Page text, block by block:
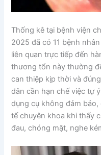
Thống kê tại bệnh viện
2025 đã có 11 bệnh
liên quan trực tiếp đến
thương tổn này thường
can thiệp kịp thời và
dân cần hạn chế việc tự
dụng cụ không đảm
tế chuyên khoa khi thấy
đau, chóng mặt, nghe